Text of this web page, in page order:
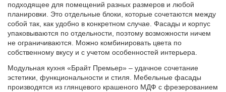
подходящее для помещений разных размеров и любой
планировки. Это отдельные блоки, которые сочетаются между
собой так, как удобно в конкретном случае. Фасады и корпус
упаковываются по отдельности, поэтому возможности ничем
не ограничиваются. Можно комбинировать цвета по
собственному вкусу и с учетом особенностей интерьера.
Модульная кухня «Брайт Премьер» – удачное сочетание
эстетики, функциональности и стиля. Мебельные фасады
производятся из глянцевого крашеного МДФ с фрезерованием